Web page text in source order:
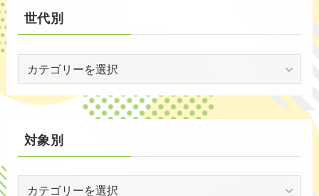
世代別
別
対象別